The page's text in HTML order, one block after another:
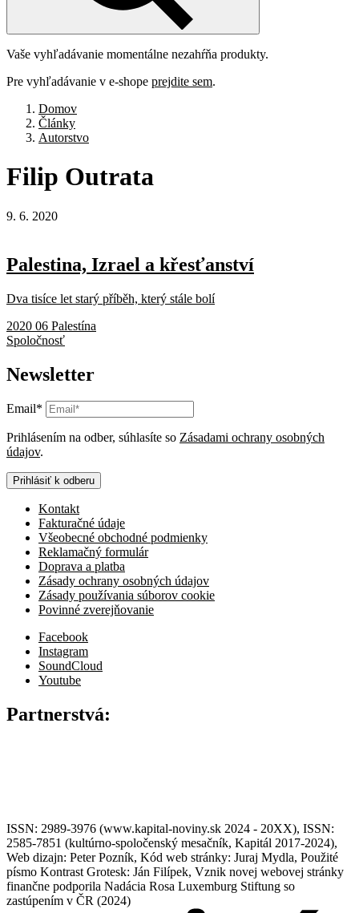
Vaše vyhľadávanie momentálne nezahŕňa produkty.
Pre vyhľadávanie v e-shope prejdite sem.
Domov
Články
Autorstvo
Filip Outrata
9. 6. 2020
Palestina, Izrael a křesťanství
Dva tisíce let starý příběh, který stále bolí
2020 06 Palestína
Spoločnosť
Newsletter
Email*
Prihlásením na odber, súhlasíte so Zásadami ochrany osobných
údajov.
Prihlásiť k odberu
Kontakt
Fakturačné údaje
Všeobecné obchodné podmienky
Reklamačný formulár
Doprava a platba
Zásady ochrany osobných údajov
Zásady používania súborov cookie
Povinné zverejňovanie
Facebook
Instagram
SoundCloud
Youtube
Partnerstvá:
ISSN: 2989-3976 (www.kapital-noviny.sk 2024 - 20XX), ISSN:
2585-7851 (kultúrno-spoločenský mesačník, Kapitál 2017-2024),
Web dizajn: Peter Pozník, Kód web stránky: Juraj Mydla, Použité
písmo Kontrast Grotesk: Ján Filípek, Vznik novej webovej stránky
finančne podporila Nadácia Rosa Luxemburg Stiftung so
zastúpením v ČR (2024)